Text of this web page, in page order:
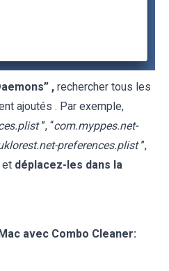
, rechercher tous les
ajoutés . Par exemple,
”, “com.myppes.net-
preferences.plist ”,
et déplacez-les dans la
avec Combo Cleaner: